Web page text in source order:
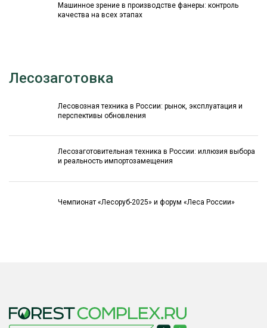
Машинное зрение в производстве фанеры: контроль
качества на всех этапах
Лесозаготовка
Лесовозная техника в России: рынок, эксплуатация и
перспективы обновления
Лесозаготовительная техника в России: иллюзия выбора
и реальность импортозамещения
Чемпионат «Лесоруб-2025» и форум «Леса России»